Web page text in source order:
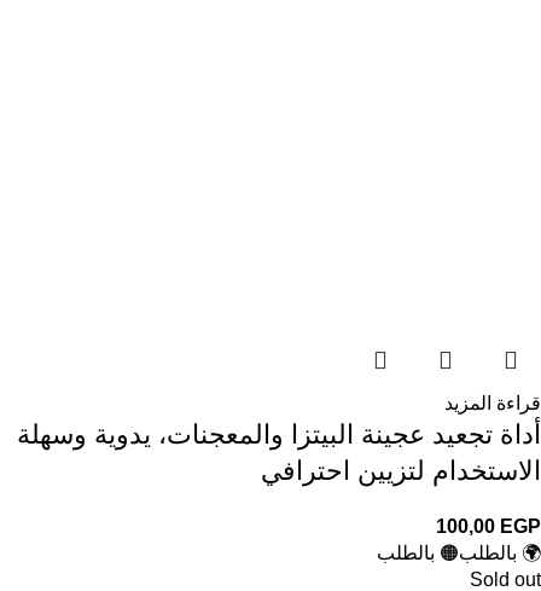
قراءة المزيد
أداة تجعيد عجينة البيتزا والمعجنات، يدوية وسهلة
الاستخدام لتزيين احترافي
100,00 EGP
🌍 بالطلب🟠 بالطلب
Sold out